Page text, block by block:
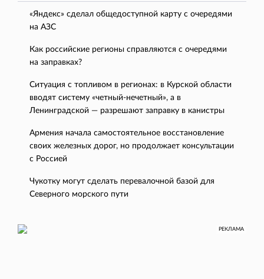
«Яндекс» сделал общедоступной карту с очередями
на АЗС
Как российские регионы справляются с очередями
на заправках?
Ситуация с топливом в регионах: в Курской области
вводят систему «четный-нечетный», а в
Ленинградской — разрешают заправку в канистры
Армения начала самостоятельное восстановление
своих железных дорог, но продолжает консультации
с Россией
Чукотку могут сделать перевалочной базой для
Северного морского пути
РЕКЛАМА